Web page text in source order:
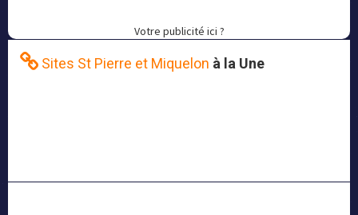
Votre publicité ici ?
Sites St Pierre et Miquelon à la Une